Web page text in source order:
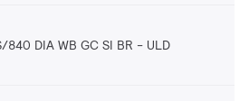
840 DIA WB GC SI BR ULD